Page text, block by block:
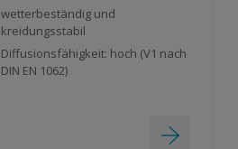
wetterbeständig und
kreidungsstabil
Diffusionsfähigkeit: hoch (V1 nach
DIN EN 1062)